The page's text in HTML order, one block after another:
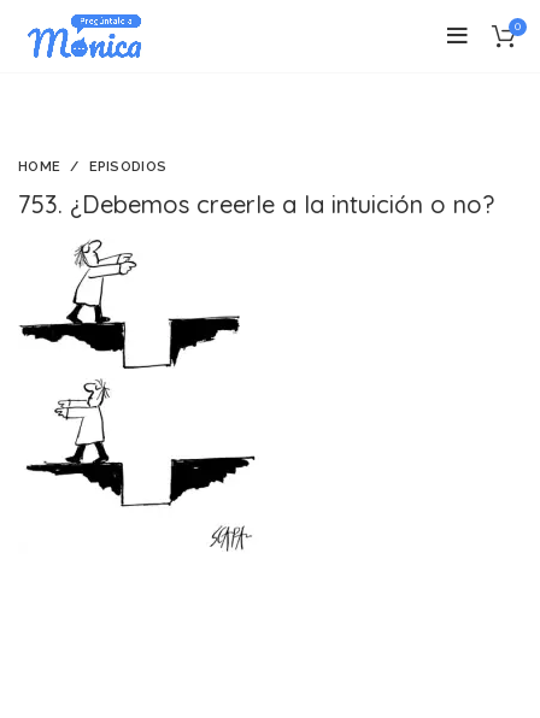
0
HOME EPISODIOS
753. ¿Debemos creerle a la intuición o no?